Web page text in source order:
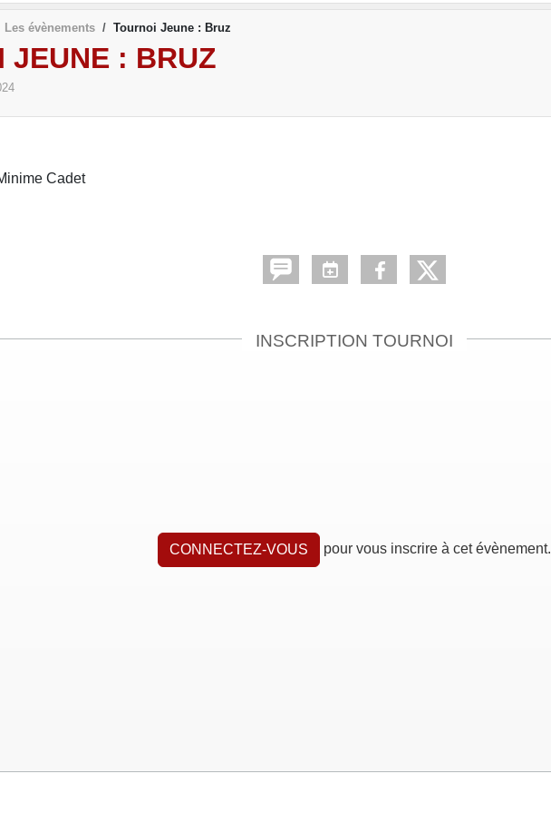
Les évènements Tournoi Jeune : Bruz
JEUNE : BRUZ
Cadet
INSCRIPTION TOURNOI
CONNECTEZ-VOUS pour vous inscrire à cet évènement.